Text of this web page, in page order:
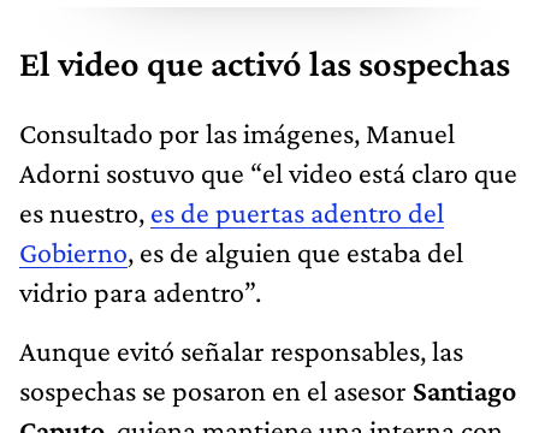
El video que activó las sospechas
Consultado por las imágenes, Manuel
Adorni sostuvo que “el video está claro que
es nuestro, es de puertas adentro del
Gobierno, es de alguien que estaba del
vidrio para adentro”.
Aunque evitó señalar responsables, las
sospechas se posaron en el asesor Santiago